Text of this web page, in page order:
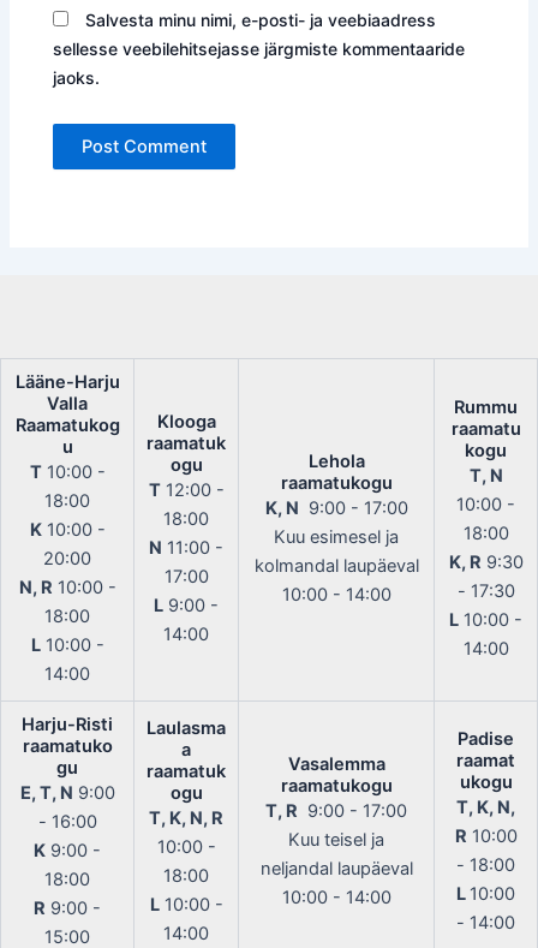
Salvesta minu nimi, e-posti- ja veebiaadress
sellesse veebilehitsejasse järgmiste kommentaaride
jaoks.
Lääne-Harju
Valla
Raamatukog
u
T10:00 -
18:00
K10:00 -
20:00
N, R 10:00 -
18:00
L10:00 -
14:00
Klooga
raamatuk
ogu
T12:00 -
18:00
N 11:00 -
17:00
L 9:00 -
14:00
Lehola
raamatukogu
K, N 9:00 - 17:00
Kuu esimesel ja
kolmandal laupäeval
10:00 - 14:00
Rummu
raamatu
kogu
T, N
10:00 -
18:00
K, R 9:30
- 17:30
L 10:00 -
14:00
Harju-Risti
raamatuko
gu
E, T, N 9:00
- 16:00
K 9:00 -
18:00
R 9:00 -
15:00
Laulasma
a
raamatuk
ogu
T, K, N, R
10:00 -
18:00
L10:00 -
14:00
Vasalemma
raamatukogu
T, R 9:00 - 17:00
Kuu teisel ja
neljandal laupäeval
10:00 - 14:00
Padise
raamat
ukogu
T, K, N,
R 10:00
- 18:00
L 10:00
- 14:00